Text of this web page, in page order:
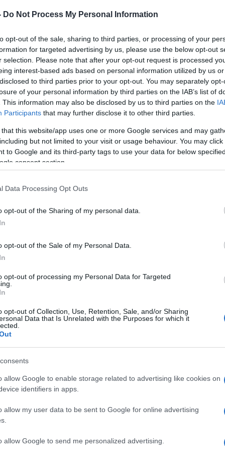
Do Not Process My Personal Information
opt-out of the sale, sharing to third parties, or processing of your
for targeted advertising by us, please use the below opt-out
selection. Please note that after your opt-out request is processed
interest-based ads based on personal information utilized by us
to third parties prior to your opt-out. You may separately
of your personal information by third parties on the IAB’s list of
This information may also be disclosed by us to third parties on the
Participants that may further disclose it to other third parties.
that this website/app uses one or more Google services and may
but not limited to your visit or usage behaviour. You may
to Google and its third-party tags to use your data for below
consent section.
Data Processing Opt Outs
opt-out of the Sharing of my personal data.
opt-out of the Sale of my Personal Data.
opt-out of processing my Personal Data for Targeted
opt-out of Collection, Use, Retention, Sale, and/or Sharing
Data that Is Unrelated with the Purposes for which it
allow Google to enable storage related to advertising like cookies on
identifiers in apps.
allow my user data to be sent to Google for online advertising
allow Google to send me personalized advertising.
βρίσκεται σε εξέλιξη στην Παύλιανη του δήμου
με 4 επιβάτες έχει εγκλωβιστεί στην περιοχή του
από την Παύλιανη.
βρίσκεται κοντά και τους αναζητά.